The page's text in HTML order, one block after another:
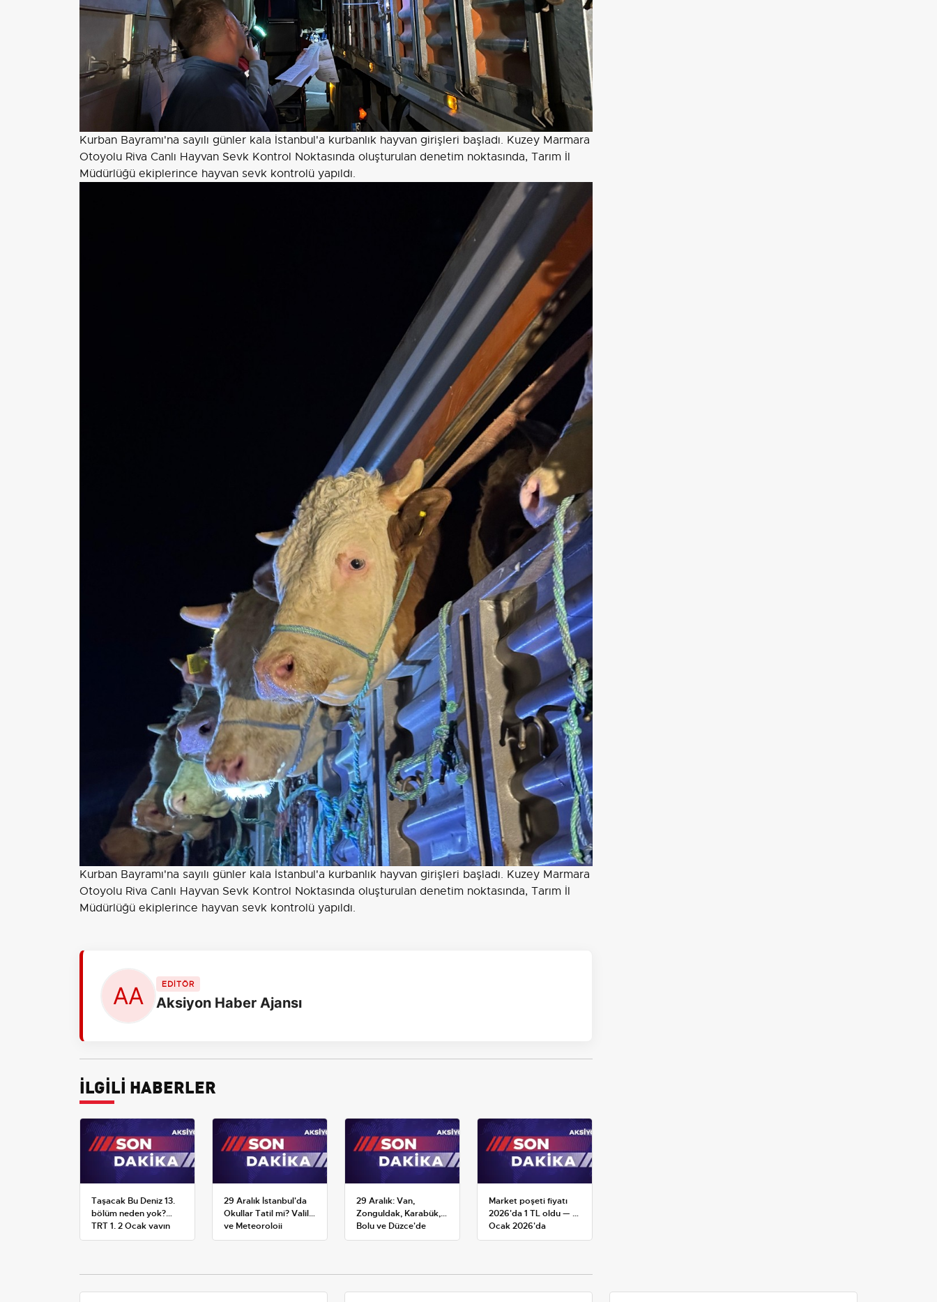
Kurban Bayramı'na sayılı günler kala İstanbul'a kurbanlık hayvan girişleri başladı. Kuzey Marmara
Otoyolu Riva Canlı Hayvan Sevk Kontrol Noktasında oluşturulan denetim noktasında, Tarım İl
Müdürlüğü ekiplerince hayvan sevk kontrolü yapıldı.
Kurban Bayramı'na sayılı günler kala İstanbul'a kurbanlık hayvan girişleri başladı. Kuzey Marmara
Otoyolu Riva Canlı Hayvan Sevk Kontrol Noktasında oluşturulan denetim noktasında, Tarım İl
Müdürlüğü ekiplerince hayvan sevk kontrolü yapıldı.
EDİTÖR
Aksiyon Haber Ajansı
İLGİLİ HABERLER
Taşacak Bu Deniz 13.
bölüm neden yok?
TRT 1, 2 Ocak yayın
planını değiştirdi
29 Aralık İstanbul'da
Okullar Tatil mi? Valilik
ve Meteoroloji
Açıklamaları
29 Aralık: Van,
Zonguldak, Karabük,
Bolu ve Düzce'de
okullar tatil —
Market poşeti fiyatı
2026'da 1 TL oldu — 1
Ocak 2026'da
yürürlüğe giren tarife